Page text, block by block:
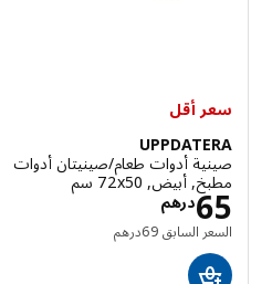
سعر أقل
UPPDATERA
صينية أدوات طعام/صينيتان أدوات
مطبخ, أبيض, ‎72x50 سم‏
درهم65 الاسعار درهم 65
السعر السابق درهم69 السعر السابق درهم 69